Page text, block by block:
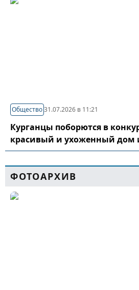
Общество31.07.2026 в 11:21
Курганцы поборются в
красивый и ухоженный дом
ФОТОАРХИВ